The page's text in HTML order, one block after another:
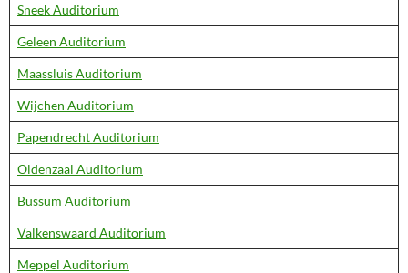
Sneek Auditorium
Geleen Auditorium
Maassluis Auditorium
Wijchen Auditorium
Papendrecht Auditorium
Oldenzaal Auditorium
Bussum Auditorium
Valkenswaard Auditorium
Meppel Auditorium